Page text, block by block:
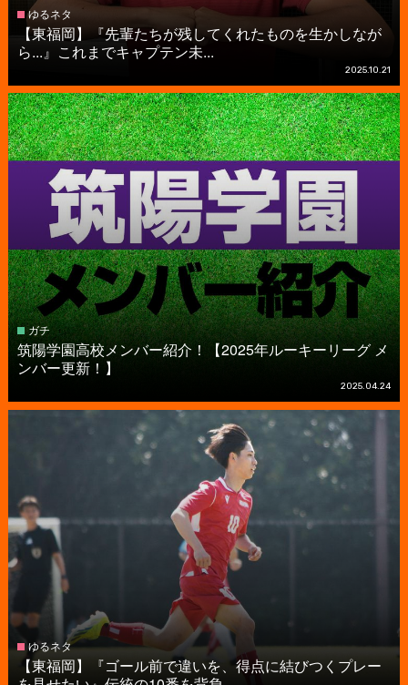
ゆるネタ
【東福岡】『先輩たちが残してくれたものを生かしなが
ら...』これまでキャプテン未...
2025.10.21
ガチ
筑陽学園高校メンバー紹介！【2025年ルーキーリーグ メ
ンバー更新！】
2025.04.24
ゆるネタ
【東福岡】『ゴール前で違いを、得点に結びつくプレー